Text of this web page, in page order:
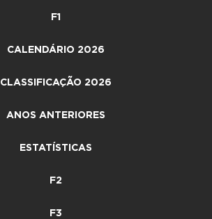
F1
CALENDÁRIO 2026
CLASSIFICAÇÃO 2026
ANOS ANTERIORES
ESTATÍSTICAS
F2
F3